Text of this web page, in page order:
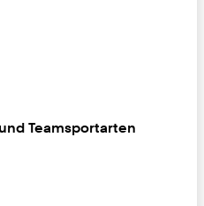
Teamsportarten